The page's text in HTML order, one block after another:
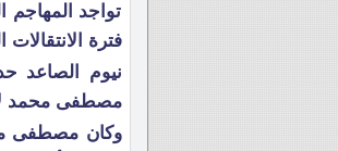
تواجد
فترة الانتقالات
نيوم الصاعد
مصطفى محمد
وكان مصطفى